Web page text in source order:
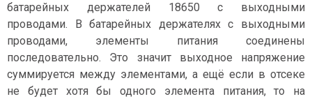
батарейных держателей 18650 с выходными
проводами. В батарейных держателях с выходными
проводами, элементы питания соединены
последовательно. Это значит выходное напряжение
суммируется между элементами, а ещё если в отсеке
не будет хотя бы одного элемента питания, то на